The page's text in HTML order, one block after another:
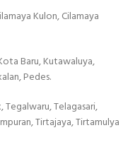
Kulon, Cilamaya
Baru, Kutawaluya,
Pedes.
Telagasari,
Tirtajaya, Tirtamulya